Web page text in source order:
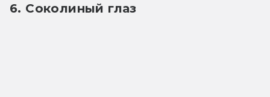
6. Соколиный глаз